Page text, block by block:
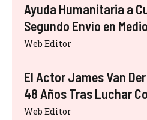
Ayuda Humanitaria a
Segundo Envío en
Web Editor
El Actor James Van
48 Años Tras Luchar
Web Editor